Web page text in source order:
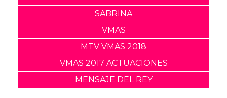
SABRINA
VMAS
MTV VMAS 2018
VMAS 2017 ACTUACIONES
MENSAJE DEL REY